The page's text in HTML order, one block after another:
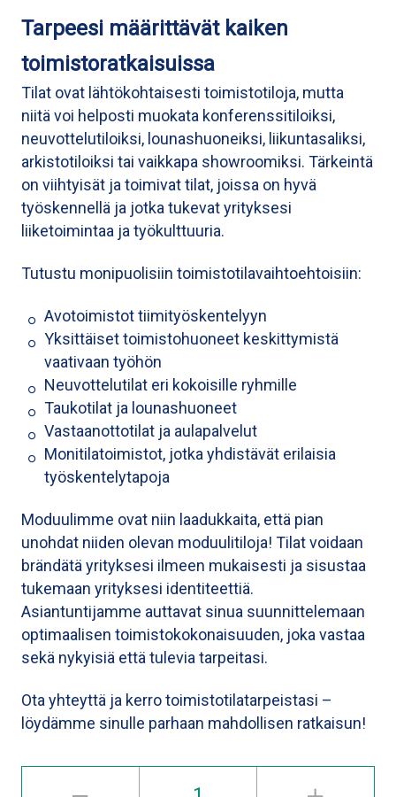
Tarpeesi määrittävät kaiken
toimistoratkaisuissa
Tilat ovat lähtökohtaisesti toimistotiloja, mutta
niitä voi helposti muokata konferenssitiloiksi,
neuvottelutiloiksi, lounashuoneiksi, liikuntasaliksi,
arkistotiloiksi tai vaikkapa showroomiksi. Tärkeintä
on viihtyisät ja toimivat tilat, joissa on hyvä
työskennellä ja jotka tukevat yrityksesi
liiketoimintaa ja työkulttuuria.
Tutustu monipuolisiin toimistotilavaihtoehtoisiin:
Avotoimistot tiimityöskentelyyn
Yksittäiset toimistohuoneet keskittymistä
vaativaan työhön
Neuvottelutilat eri kokoisille ryhmille
Taukotilat ja lounashuoneet
Vastaanottotilat ja aulapalvelut
Monitilatoimistot, jotka yhdistävät erilaisia
työskentelytapoja
Moduulimme ovat niin laadukkaita, että pian
unohdat niiden olevan moduulitiloja! Tilat voidaan
brändätä yrityksesi ilmeen mukaisesti ja sisustaa
tukemaan yrityksesi identiteettiä.
Asiantuntijamme auttavat sinua suunnittelemaan
optimaalisen toimistokokonaisuuden, joka vastaa
sekä nykyisiä että tulevia tarpeitasi.
Ota yhteyttä ja kerro toimistotilatarpeistasi –
löydämme sinulle parhaan mahdollisen ratkaisun!